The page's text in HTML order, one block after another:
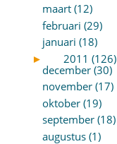
maart (12)
februari (29)
januari (18)
►
2011 (126)
december (30)
november (17)
oktober (19)
september (18)
augustus (1)